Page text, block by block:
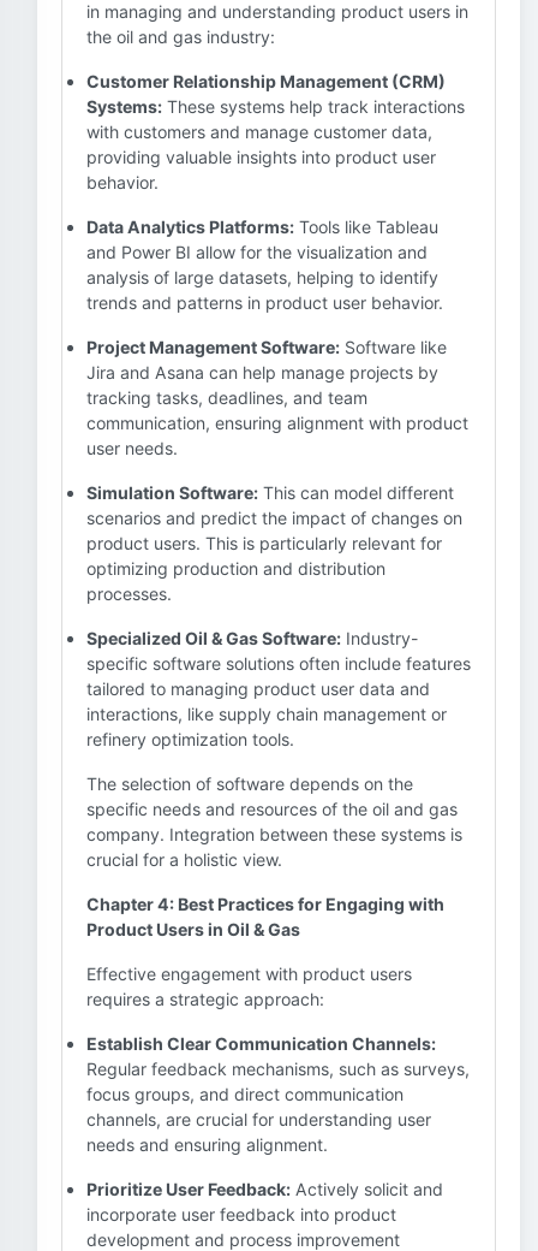
in managing and understanding product users in
the oil and gas industry:
Customer Relationship Management (CRM)
Systems: These systems help track interactions
with customers and manage customer data,
providing valuable insights into product user
behavior.
Data Analytics Platforms: Tools like Tableau
and Power BI allow for the visualization and
analysis of large datasets, helping to identify
trends and patterns in product user behavior.
Project Management Software: Software like
Jira and Asana can help manage projects by
tracking tasks, deadlines, and team
communication, ensuring alignment with product
user needs.
Simulation Software: This can model different
scenarios and predict the impact of changes on
product users. This is particularly relevant for
optimizing production and distribution
processes.
Specialized Oil & Gas Software: Industry-
specific software solutions often include features
tailored to managing product user data and
interactions, like supply chain management or
refinery optimization tools.
The selection of software depends on the
specific needs and resources of the oil and gas
company. Integration between these systems is
crucial for a holistic view.
Chapter 4: Best Practices for Engaging with
Product Users in Oil & Gas
Effective engagement with product users
requires a strategic approach:
Establish Clear Communication Channels:
Regular feedback mechanisms, such as surveys,
focus groups, and direct communication
channels, are crucial for understanding user
needs and ensuring alignment.
Prioritize User Feedback: Actively solicit and
incorporate user feedback into product
development and process improvement